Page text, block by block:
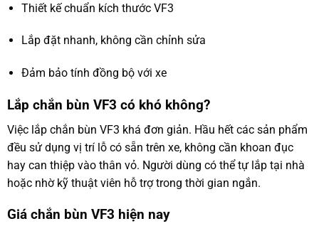
Thiết kế chuẩn kích thước VF3
Lắp đặt nhanh, không cần chỉnh sửa
Đảm bảo tính đồng bộ với xe
Lắp chắn bùn VF3 có khó không?
Việc lắp chắn bùn VF3 khá đơn giản. Hầu hết các sản phẩm
đều sử dụng vị trí lỗ có sẵn trên xe, không cần khoan đục
hay can thiệp vào thân vỏ. Người dùng có thể tự lắp tại nhà
hoặc nhờ kỹ thuật viên hỗ trợ trong thời gian ngắn.
Giá chắn bùn VF3 hiện nay